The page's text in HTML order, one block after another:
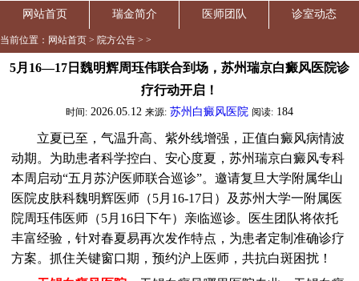
网站首页 瑞金简介 医师团队 诊室动态
当前位置： 网站首页 > 院方公告 > >
5月16—17日魏明辉周珏伟联合到场，苏州瑞京白癜风医院诊
疗行动开启！
时间: 2026.05.12 来源: 苏州白癜风医院 阅读: 184
立夏已至，气温升高、紫外线增强，正值白癜风病情波
动期。为助患者科学控白、安心度夏，苏州瑞京白癜风专科
本周启动“五月苏沪医师联合巡诊”。邀请复旦大学附属华山
医院皮肤科魏明辉医师（5月16-17日）及苏州大学一附属医
院周珏伟医师（5月16日下午）亲临巡诊。医生团队将依托
丰富经验，针对春夏易再次发作特点，为患者定制准确诊疗
方案。抓住关键窗口期，预约沪上医师，共抗白斑困扰！